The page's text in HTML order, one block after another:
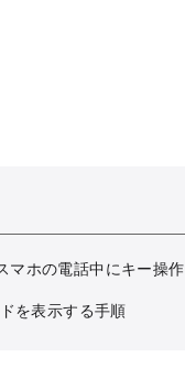
マホの電話中にキー操作
を表示する手順